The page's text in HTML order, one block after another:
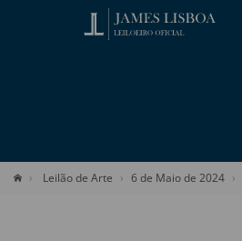
Leilão de Arte 6 de Maio de 2024